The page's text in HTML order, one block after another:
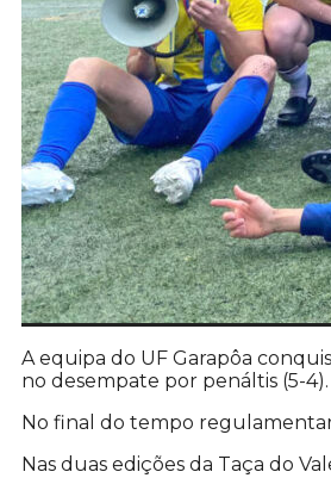
A equipa do UF Garapôa
no desempate por penáltis (5-4).
No final do tempo
Nas duas edições da Taça do